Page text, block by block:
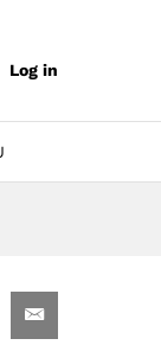
Log in